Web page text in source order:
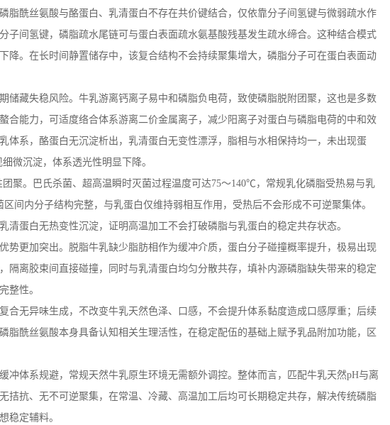
酰丝氨酸与酪蛋白、乳清蛋白不存在共价键结合，仅依靠分子间氢键与微弱疏水作
间氢键，磷脂疏水尾链可与蛋白表面疏水氨基酸残基发生疏水缔合。这种结合模式
。在长时间静置储存中，该复合结构不会持续聚集增大，磷脂分子可在蛋白表面动
藏失稳风险。牛乳游离钙离子易中和磷脂负电荷，致使磷脂脱附团聚，这也是多数
能力，可适度络合体系游离二价金属离子，减少阳离子对蛋白与磷脂电荷的中和效
系，酪蛋白无沉淀析出，乳清蛋白无变性漂浮，脂相与水相保持均一，未出现蛋
微沉淀，体系透光性明显下降。
聚。巴氏杀菌、超高温瞬时灭菌过程温度可达75～140℃，常规乳化磷脂受热易与乳
间内分子结构完整，与乳蛋白仅维持弱相互作用，受热后不会形成不可逆聚集体。
蛋白无热变性沉淀，证明高温加工不会打破磷脂与乳蛋白的稳定共存状态。
更加突出。脱脂牛乳缺少脂肪相作为缓冲介质，蛋白分子碰撞概率提升，极易出现
离胶束间直接碰撞，同时与乳清蛋白均匀分散共存，填补内源磷脂缺失带来的稳定
整性。
无异味生成，不改变牛乳天然色泽、口感，不会提升体系黏度造成口感厚重；后续
酰丝氨酸本身具备认知相关生理活性，在稳定配伍的基础上赋予乳品附加功能，区
体系规避，常规天然牛乳原生环境无需额外调控。整体而言，匹配牛乳天然pH与离
抗、无不可逆聚集，在常温、冷藏、高温加工后均可长期稳定共存，解决传统磷脂
稳定辅料。